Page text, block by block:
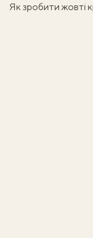
Як зробити жовті